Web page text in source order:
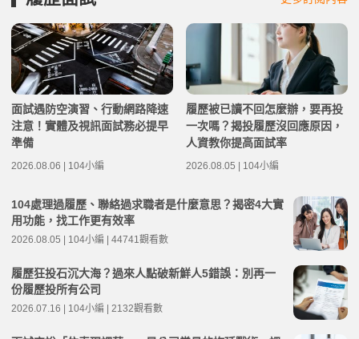
面試遇防空演習、行動網路降速
注意！實體及視訊面試務必提早
準備
2026.08.06 | 104小編
履歷被已讀不回怎麼辦，要再投
一次嗎？揭投履歷沒回應原因，
人資教你提高面試率
2026.08.05 | 104小編
104處理過履歷、聯絡過求職者是什麼意思？揭密4大實
用功能，找工作更有效率
2026.08.05 | 104小編 | 44741觀看數
履歷狂投石沉大海？過來人點破新鮮人5錯誤：別再一
份履歷投所有公司
2026.07.16 | 104小編 | 2132觀看數